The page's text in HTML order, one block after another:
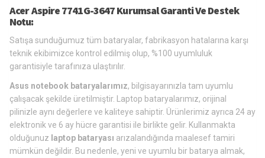
Acer Aspire 7741G-3647 Kurumsal Garanti Ve Destek
Notu:
Satışa sunduğumuz tüm bataryalar, fabrikasyon hatalarına karşı
teknik ekibimizce kontrol edilmiş olup, %100 uyumluluk
garantisiyle tarafınıza ulaştırılır.
Asus notebook bataryalarımız, bilgisayarınızla tam uyumlu
çalışacak şekilde üretilmiştir. Laptop bataryalarımız, orijinal
pilinizle aynı değerlere ve kaliteye sahiptir. Ürünlerimiz ayrıca 24 ay
elektronik ve 6 ay hücre garantisi ile birlikte gelir. Kullanmakta
olduğunuz laptop bataryası arızalandığında maalesef tamiri
mümkün değildir. Bu nedenle, yeni ve uyumlu bir batarya almak,